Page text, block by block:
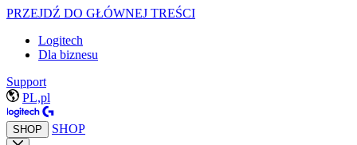
PRZEJDŹ DO GŁÓWNEJ TREŚCI
Logitech
Dla biznesu
Support
PL,pl
SHOP SHOP